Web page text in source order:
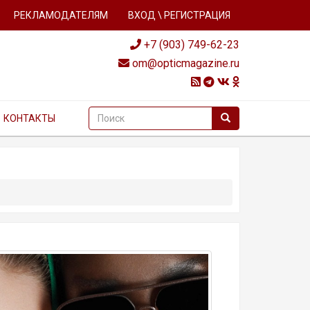
РЕКЛАМОДАТЕЛЯМ ВХОД \ РЕГИСТРАЦИЯ
+7 (903) 749-62-23
om@opticmagazine.ru
КОНТАКТЫ